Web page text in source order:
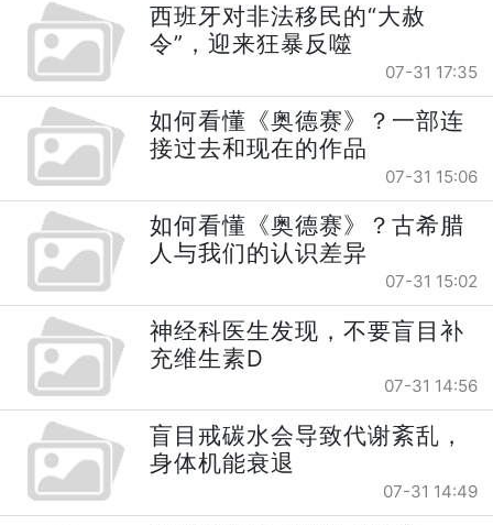
西班牙对非法移民的“大赦
令”，迎来狂暴反噬
07-31 17:35
如何看懂《奥德赛》？一部连
接过去和现在的作品
07-31 15:06
如何看懂《奥德赛》？古希腊
人与我们的认识差异
07-31 15:02
神经科医生发现，不要盲目补
充维生素D
07-31 14:56
盲目戒碳水会导致代谢紊乱，
身体机能衰退
07-31 14:49